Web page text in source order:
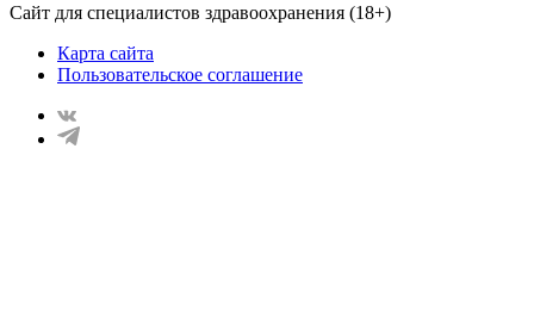
Сайт для специалистов здравоохранения (18+)
Карта сайта
Пользовательское соглашение